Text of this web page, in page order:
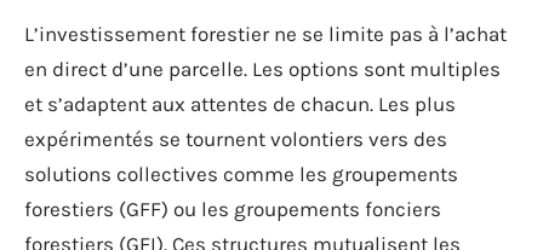
L’investissement forestier ne se limite pas à l’achat
en direct d’une parcelle. Les options sont multiples
et s’adaptent aux attentes de chacun. Les plus
expérimentés se tournent volontiers vers des
solutions collectives comme les groupements
forestiers (GFF) ou les groupements fonciers
forestiers (GFI). Ces structures mutualisent les